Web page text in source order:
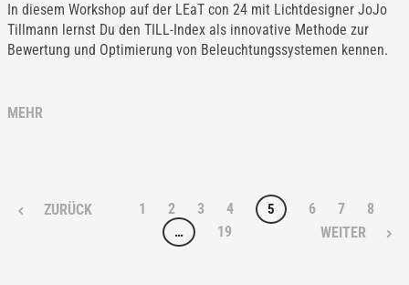
In diesem Workshop auf der LEaT con 24 mit Lichtdesigner JoJo
Tillmann lernst Du den TILL-Index als innovative Methode zur
Bewertung und Optimierung von Beleuchtungssystemen kennen.
MEHR
ZURÜCK 1 2 3 4 5 6 7 8
… 19 WEITER